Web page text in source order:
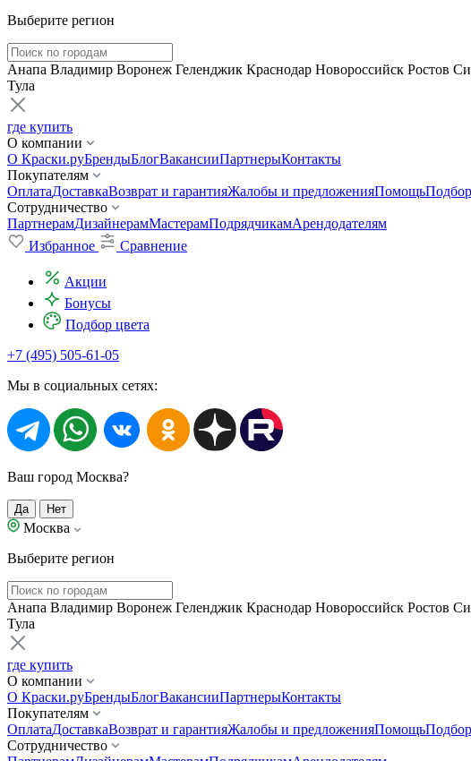
Выберите регион
Анапа Владимир Воронеж Геленджик Краснодар Новороссийск Ростов
Тула
где купить
О компании
О Краски.руБрендыБлогВакансииПартнерыКонтакты
Покупателям
ОплатаДоставкаВозврат и гарантияЖалобы и предложенияПомощь
Сотрудничество
ПартнерамДизайнерамМастерамПодрядчикамАрендодателям
Избранное
Сравнение
Акции
Бонусы
Подбор цвета
+7 (495) 505-61-05
Мы в социальных сетях:
Ваш город Москва?
Да Нет
Москва
Выберите регион
Анапа Владимир Воронеж Геленджик Краснодар Новороссийск Ростов
Тула
где купить
О компании
О Краски.руБрендыБлогВакансииПартнерыКонтакты
Покупателям
ОплатаДоставкаВозврат и гарантияЖалобы и предложенияПомощь
Сотрудничество